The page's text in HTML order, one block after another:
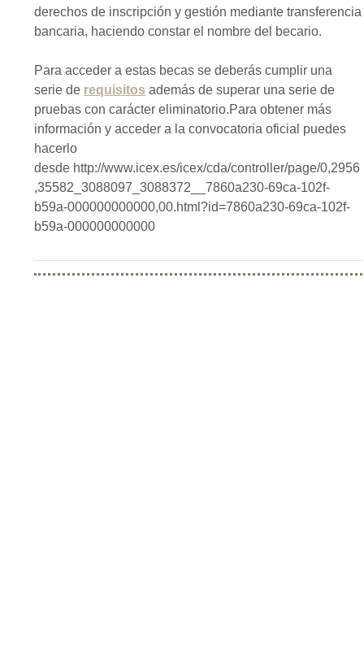
derechos de inscripción y gestión mediante transferencia
bancaria, haciendo constar el nombre del becario.
Para acceder a estas becas se deberás cumplir una
serie de requisitos además de superar una serie de
pruebas con carácter eliminatorio.Para obtener más
información y acceder a la convocatoria oficial puedes
hacerlo
desde http://www.icex.es/icex/cda/controller/page/0,2956
,35582_3088097_3088372__7860a230-69ca-102f-
b59a-000000000000,00.html?id=7860a230-69ca-102f-
b59a-000000000000